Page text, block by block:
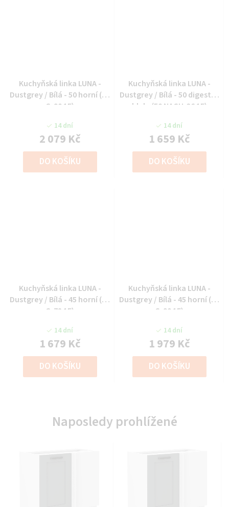
Kuchyňská linka LUNA -
Dustgrey / Bílá - 50 horní (50
G-90 1F)
14 dní
2 079 Kč
DO KOŠÍKU
Kuchyňská linka LUNA -
Dustgrey / Bílá - 50 digestoř
hlub. (50 NAGU-36 1F)
14 dní
1 659 Kč
DO KOŠÍKU
Kuchyňská linka LUNA -
Dustgrey / Bílá - 45 horní (45
G-72 1F)
14 dní
1 679 Kč
DO KOŠÍKU
Kuchyňská linka LUNA -
Dustgrey / Bílá - 45 horní (45
G-90 1F)
14 dní
1 979 Kč
DO KOŠÍKU
Naposledy prohlížené